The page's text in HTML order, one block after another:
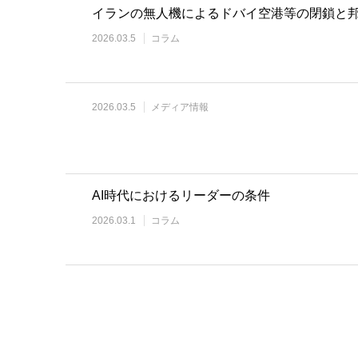
イランの無人機によるドバイ空港等の閉鎖と
2026.03.5 コラム
2026.03.5 メディア情報
AI時代におけるリーダーの条件
2026.03.1 コラム